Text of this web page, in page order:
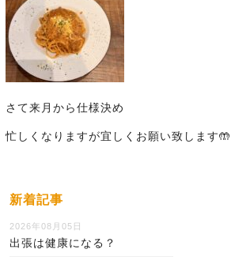
さて来月から仕様決め
忙しくなりますが宜しくお願い致します🤲
新着記事
2026年08月05日
出張は健康になる？